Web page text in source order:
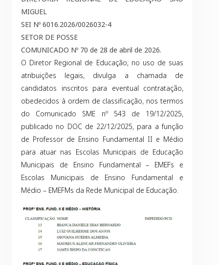
MIGUEL
SEI Nº 6016.2026/0026032-4
SETOR DE POSSE
COMUNICADO Nº 70 de 28 de abril de 2026.
O Diretor Regional de Educação, no uso de suas
atribuições legais, divulga a chamada de
candidatos inscritos para eventual contratação,
obedecidos à ordem de classificação, nos termos
do Comunicado SME nº 543 de 19/12/2025,
publicado no DOC de 22/12/2025, para a função
de Professor de Ensino Fundamental II e Médio
para atuar nas Escolas Municipais de Educação
Municipais de Ensino Fundamental – EMEFs e
Escolas Municipais de Ensino Fundamental e
Médio – EMEFMs da Rede Municipal de Educação.